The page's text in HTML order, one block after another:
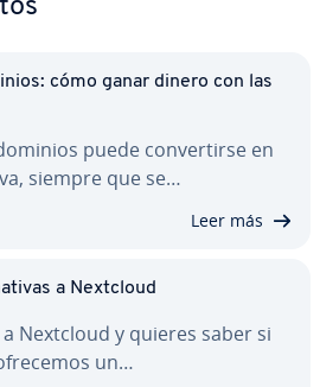
cómo ganar dinero con las
puede co­n­ve­r­ti­r­se en
siempre que se…
Leer más
a Nextcloud
Nextcloud y quieres saber si
un…